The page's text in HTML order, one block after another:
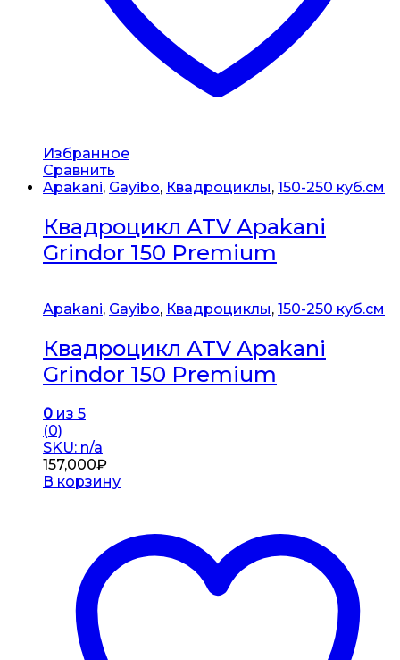
Избранное
Сравнить
Apakani, Gayibo, Квадроциклы, 150-250 куб.см
Квадроцикл ATV Apakani
Grindor 150 Premium
Apakani, Gayibo, Квадроциклы, 150-250 куб.см
Квадроцикл ATV Apakani
Grindor 150 Premium
0 из 5
(0)
SKU: n/a
157,000₽
В корзину